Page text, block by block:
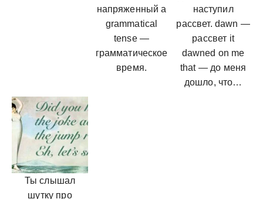
напряженный a
grammatical
tense —
грамматическое
время.
наступил
рассвет. dawn —
рассвет it
dawned on me
that — до меня
дошло, что…
Ты слышал
шутку про